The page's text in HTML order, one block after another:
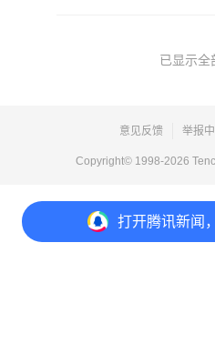
打开腾讯新闻
已显示全
意见反馈 举报
Copyright© 1998-2026